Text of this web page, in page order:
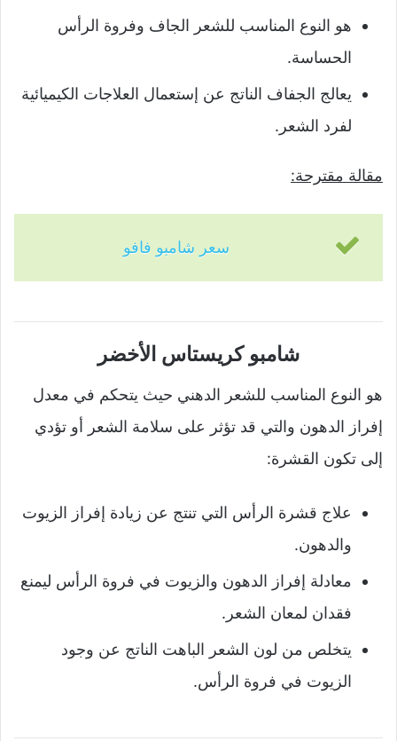
هو النوع المناسب للشعر الجاف وفروة الرأس
الحساسة.
يعالج الجفاف الناتج عن إستعمال العلاجات الكيميائية
لفرد الشعر.
مقالة مقترحة:
سعر شامبو فافو
شامبو كريستاس الأخضر
هو النوع المناسب للشعر الدهني حيث يتحكم في معدل
إفراز الدهون والتي قد تؤثر على سلامة الشعر أو تؤدي
إلى تكون القشرة:
علاج قشرة الرأس التي تنتج عن زيادة إفراز الزيوت
والدهون.
معادلة إفراز الدهون والزيوت في فروة الرأس ليمنع
فقدان لمعان الشعر.
يتخلص من لون الشعر الباهت الناتج عن وجود
الزيوت في فروة الرأس.